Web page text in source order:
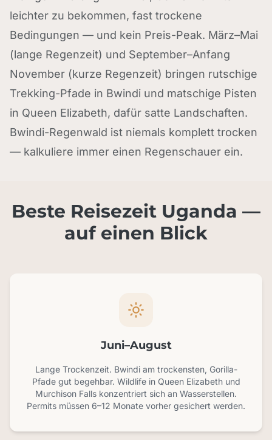
leichter zu bekommen, fast trockene
Bedingungen — und kein Preis-Peak. März–Mai
(lange Regenzeit) und September–Anfang
November (kurze Regenzeit) bringen rutschige
Trekking-Pfade in Bwindi und matschige Pisten
in Queen Elizabeth, dafür satte Landschaften.
Bwindi-Regenwald ist niemals komplett trocken
— kalkuliere immer einen Regenschauer ein.
Beste Reisezeit Uganda —
auf einen Blick
Juni–August
Lange Trockenzeit. Bwindi am trockensten, Gorilla-
Pfade gut begehbar. Wildlife in Queen Elizabeth und
Murchison Falls konzentriert sich an Wasserstellen.
Permits müssen 6–12 Monate vorher gesichert werden.